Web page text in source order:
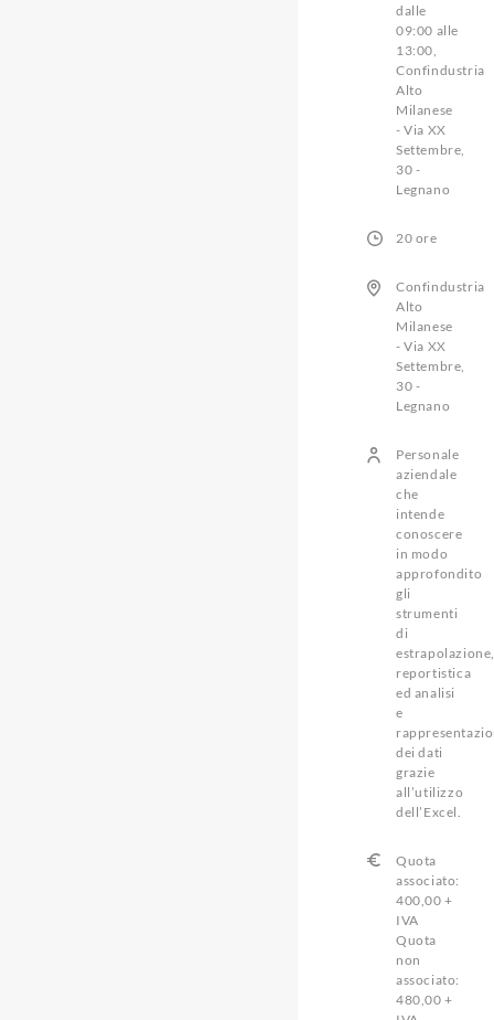
dalle
09:00 alle
13:00,
Confindustria
Alto
Milanese
- Via XX
Settembre,
30 -
Legnano
20 ore
Confindustria
Alto
Milanese
- Via XX
Settembre,
30 -
Legnano
Personale
aziendale
che
intende
conoscere
in modo
approfondito
gli
strumenti
di
estrapolazione,
reportistica
ed analisi
e
dei dati
grazie
all’utilizzo
dell’Excel.
Quota
associato:
400,00 +
IVA
Quota
non
associato:
480,00 +